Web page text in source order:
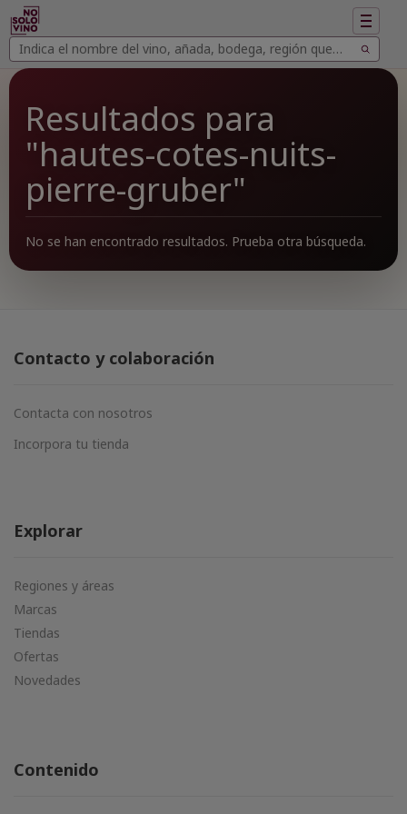
Buscar
vinos
Buscar
Mostrar
Resultados para
"hautes-cotes-nuits-
pierre-gruber"
No se han encontrado resultados. Prueba otra búsqueda.
Contacto y colaboración
Contacta con nosotros
Incorpora tu tienda
Explorar
Regiones y áreas
Marcas
Tiendas
Ofertas
Novedades
Contenido